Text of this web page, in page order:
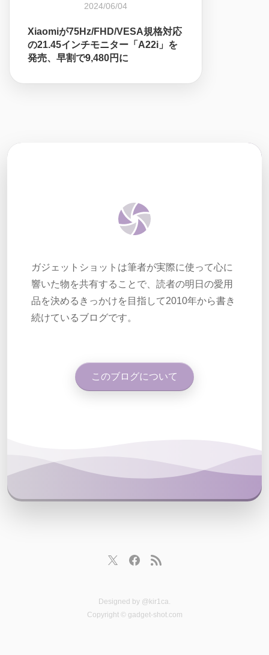
2024/06/04
Xiaomiが75Hz/FHD/VESA規格対応
の21.45インチモニター「A22i」を
発売、早割で9,480円に
ガジェットショットは筆者が実際に使って心に
響いた物を共有することで、読者の明日の愛用
品を決めるきっかけを目指して2010年から書き
続けているブログです。
このブログについて
Designed by @kir1ca
Copyright © gadget-shot.com